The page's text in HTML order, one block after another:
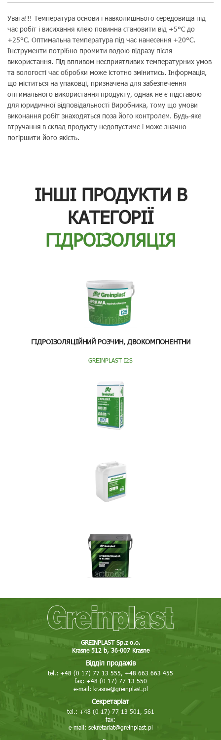
Увага!!! Температура основи і навколишнього середовища під
час робіт і висихання клею повинна становити від +5°C до
+25°С. Оптимальна температура під час нанесення +20°C.
Інструменти потрібно промити водою відразу після
використання. Під впливом несприятливих температурних умов
та вологості час обробки може істотно змінитись. Інформація,
що міститься на упаковці, призначена для забезпечення
оптимального використання продукту, однак не є підставою
для юридичної відповідальності Виробника, тому що умови
виконання робіт знаходяться поза його контролем. Будь-яке
втручання в склад продукту недопустиме і може значно
погіршити його якість.
ІНШІ ПРОДУКТИ В
КАТЕГОРІЇ
ГІДРОІЗОЛЯЦІЯ
ГІДРОІЗОЛЯЦІЙНИЙ РОЗЧИН, ДВОКОМПОНЕНТНИ
GREINPLAST I2S
GREINPLAST Sp.z o.o.
Krasne 512 b, 36-007 Krasne
Відділ продажів
tel.: +48 (0 17) 77 13 555, +48 663 663 455
fax: +48 (0 17) 77 13 550
e-mail: krasne@greinplast.pl
Секретаріат
tel.: +48 (0 17) 77 13 501, 561
fax:
e-mail: sekretariat@greinplast.pl